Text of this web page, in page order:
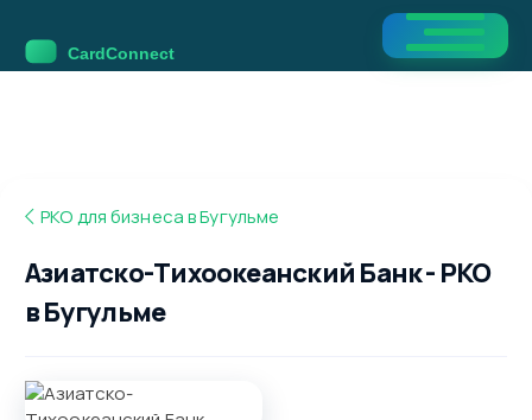
РКО для бизнеса в Бугульме
Азиатско-Тихоокеанский Банк - РКО
в Бугульме